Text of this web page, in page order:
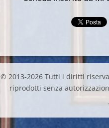
© 2013-2026 Tutti i diritti
riprodotti senza